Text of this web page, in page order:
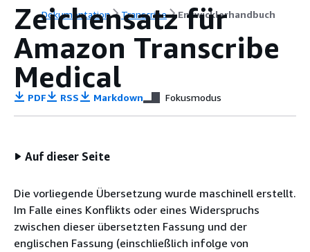
Dokumentation Transcribe Entwicklerhandbuch
Zeichensatz für
Amazon Transcribe
Medical
PDF RSS Markdown Fokusmodus
Auf dieser Seite
Die vorliegende Übersetzung wurde maschinell erstellt.
Im Falle eines Konflikts oder eines Widerspruchs
zwischen dieser übersetzten Fassung und der
englischen Fassung (einschließlich infolge von